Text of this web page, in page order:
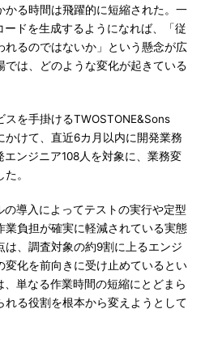
かる時間は飛躍的に短縮された。一
ドを生成するようになれば、「従
れるのではないか」という懸念が広
は、どのような変化が起きている
を手掛けるTWOSTONE&Sons
けて、直近6カ月以内に開発業務
ンジニア108人を対象に、業務変
。
導入によってテストの実行や定型
業負担が確実に軽減されている実態
、調査対象の約9割に上るエンジ
変化を前向きに受け止めているとい
単なる作業時間の短縮にとどまら
る役割を根本から変えようとして